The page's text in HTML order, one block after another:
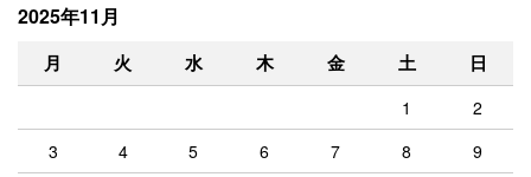
2025年11月
月 火 水 木 金 土 日
1
2
3
4 5 6 7 8 9